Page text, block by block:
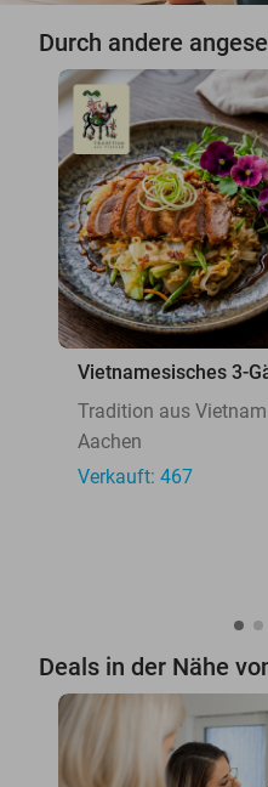
Durch andere
Vietnamesisches 3-
Tradition aus Vietnam
Aachen
Verkauft: 467
Deals in der Nähe